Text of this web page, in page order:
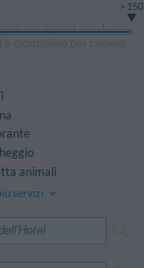
> 150
è giornaliero per camera
animali
servizi